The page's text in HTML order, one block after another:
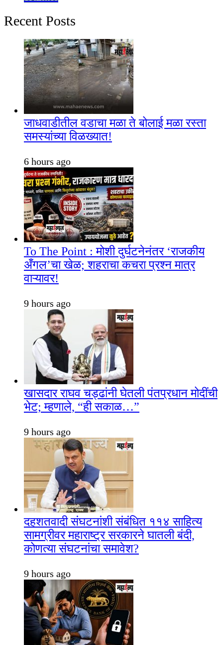
Recent Posts
जाधवाडीतील वडाचा मळा ते बोलाई मळा रस्ता
समस्यांच्या विळख्यात!
6 hours ago
To The Point : मोशी दुर्घटनेनंतर ‘राजकीय
अँगल’चा खेळ; शहराचा कचरा प्रश्न मात्र
वाऱ्यावर!
9 hours ago
खासदार राघव चड्ढांनी घेतली पंतप्रधान मोदींची
भेट; म्हणाले, “ही सकाळ…”
9 hours ago
दहशतवादी संघटनांशी संबंधित ११४ साहित्य
सामग्रीवर महाराष्ट्र सरकारने घातली बंदी,
कोणत्या संघटनांचा समावेश?
9 hours ago